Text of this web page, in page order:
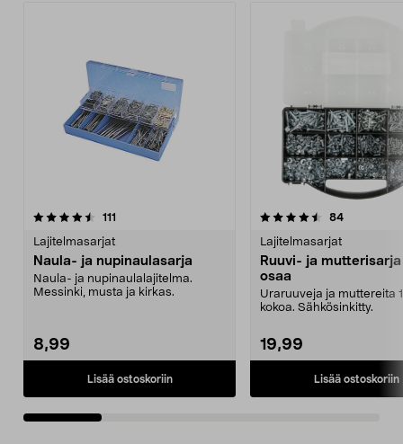
111
Lajitelmasarjat
Naula- ja nupinaulasarja
Naula- ja nupinaulalajitelma.
Messinki, musta ja kirkas.
8,99
Lisää ostoskoriin
4.5 viidestä
84arvostelut
Lajitelmasarjat
Ruuvi- ja
osaa
Uraruuveja ja muttereita
kokoa. Sähkösinkitty.
19,99
Lisää ostoskoriin
4.5 viidestä